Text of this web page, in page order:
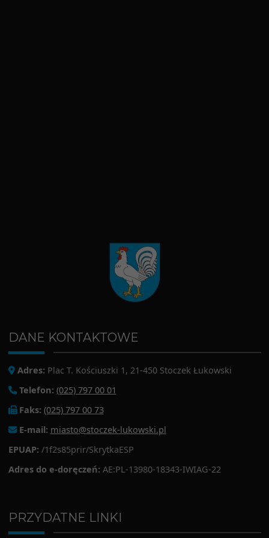
DANE KONTAKTOWE
Adres: Plac T. Kościuszki 1, 21-450 Stoczek Łukowski
Telefon: (025) 797 00 01
Faks: (025) 797 00 73
E-mail: miasto@stoczek-lukowski.pl
EPUAP: /1f2s85prir/SkrytkaESP
Adres do e-doręczeń: AE:PL-13980-18343-IWIAG-22
PRZYDATNE LINKI